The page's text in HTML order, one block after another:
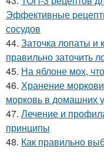
Эффективные
сосудов
44. Заточка лопаты и
правильно заточить
45. На яблоне мох,
46. Хранение
морковь в домашних
47. Лечение и
принципы
48. Как правильно